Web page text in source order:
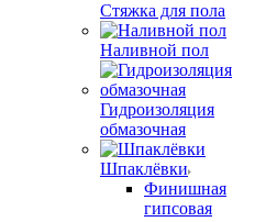
Стяжка для пола
Наливной пол
Гидроизоляция
обмазочная
Шпаклёвки
Финишная
гипсовая